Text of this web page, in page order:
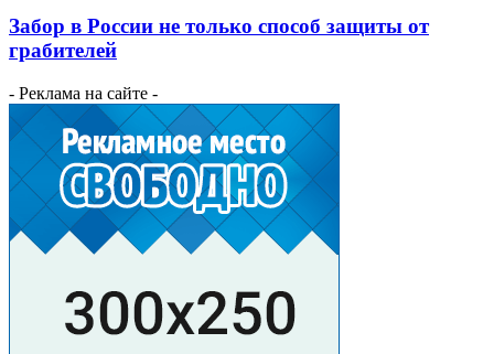
Забор в России не только способ защиты от
грабителей
- Реклама на сайте -